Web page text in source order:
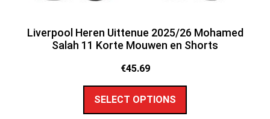
Liverpool Heren Uittenue 2025/26 Mohamed
Salah 11 Korte Mouwen en Shorts
€45.69
SELECT OPTIONS